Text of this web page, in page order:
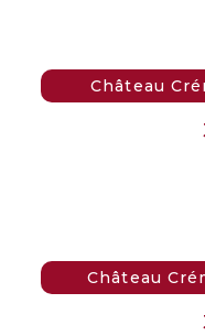
Château
Château